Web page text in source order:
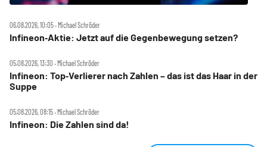
06.08.2026, 10:05 ‧ Michael Schröder
Infineon‑Aktie: Jetzt auf die Gegenbewegung setzen?
05.08.2026, 13:30 ‧ Michael Schröder
Infineon: Top‑Verlierer nach Zahlen – das ist das Haar in der
Suppe
05.08.2026, 08:15 ‧ Michael Schröder
Infineon: Die Zahlen sind da!